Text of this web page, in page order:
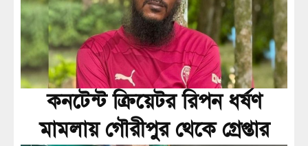
কনটেন্ট ক্রিয়েটর রিপন ধর্ষণ
মামলায় গৌরীপুর থেকে গ্রেপ্তার